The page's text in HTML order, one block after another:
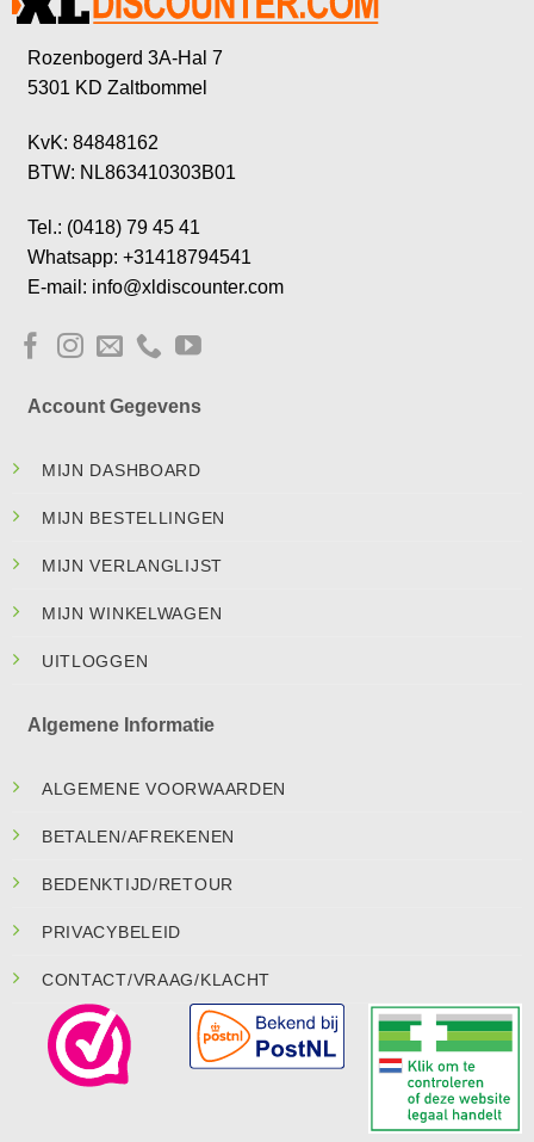
Rozenbogerd 3A-Hal 7
5301 KD Zaltbommel
KvK: 84848162
BTW: NL863410303B01
Tel.: (0418) 79 45 41
Whatsapp: +31418794541
E-mail: info@xldiscounter.com
Account Gegevens
MIJN DASHBOARD
MIJN BESTELLINGEN
MIJN VERLANGLIJST
MIJN WINKELWAGEN
UITLOGGEN
Algemene Informatie
ALGEMENE VOORWAARDEN
BETALEN/AFREKENEN
BEDENKTIJD/RETOUR
PRIVACYBELEID
CONTACT/VRAAG/KLACHT